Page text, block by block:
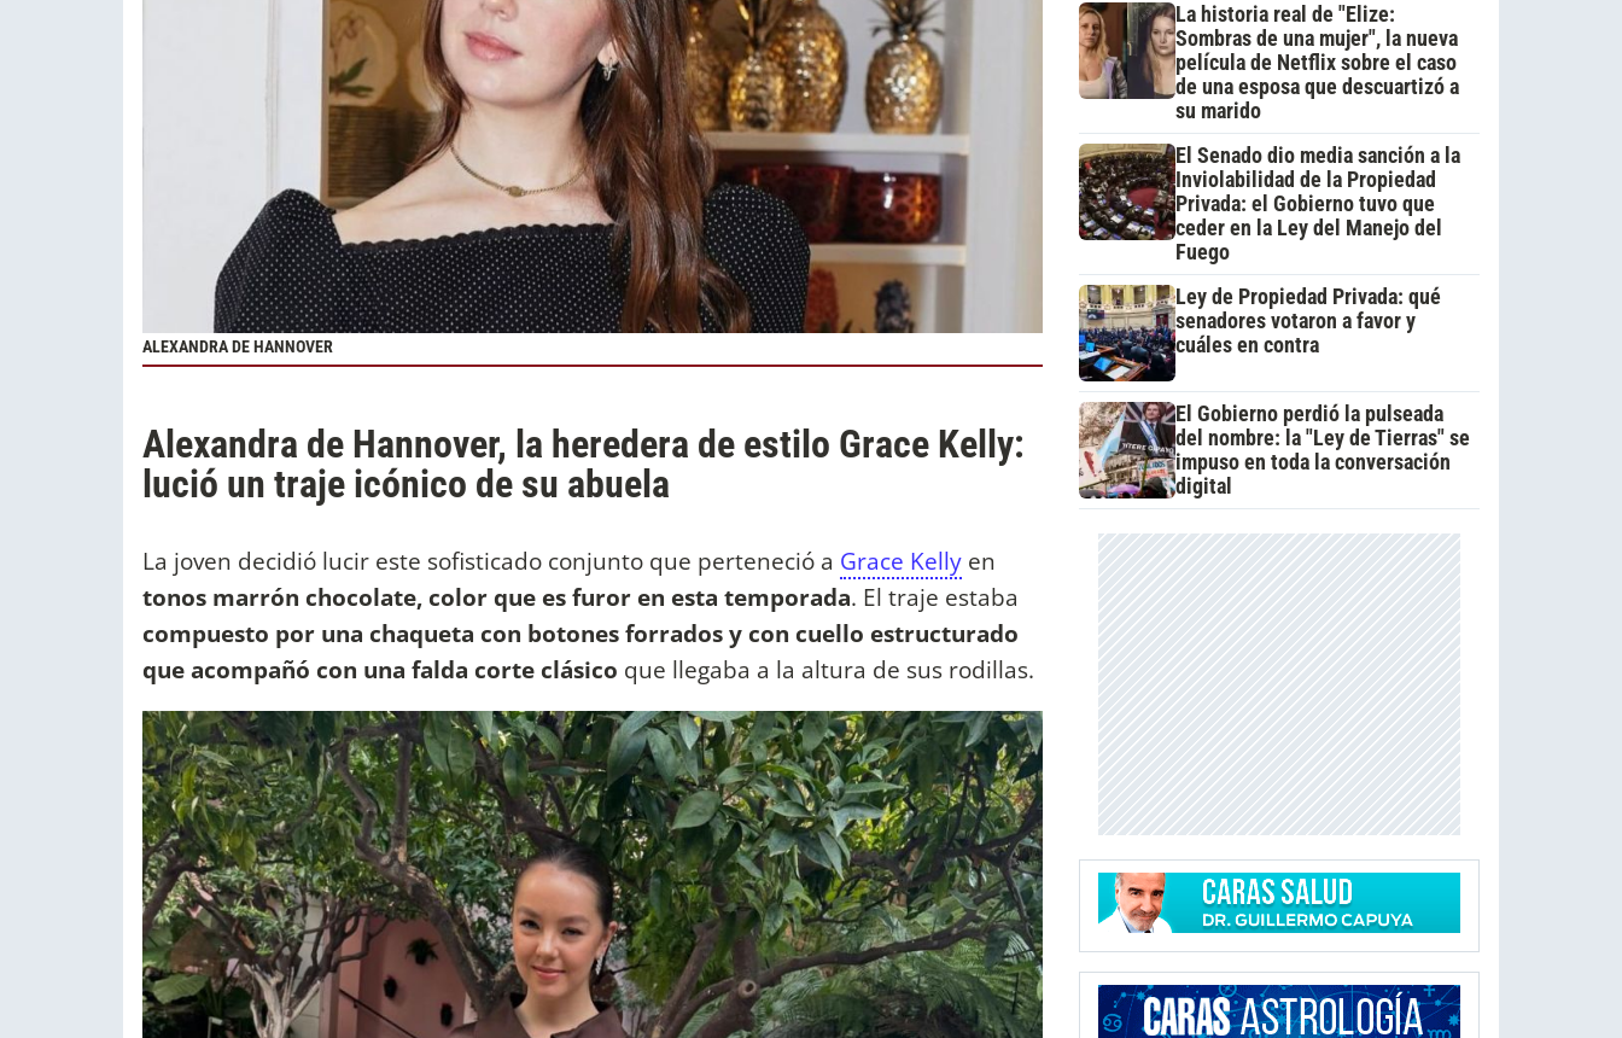
ALEXANDRA DE HANNOVER
Alexandra de Hannover, la heredera de estilo Grace Kelly:
lució un traje icónico de su abuela
La joven decidió lucir este sofisticado conjunto que perteneció a Grace Kelly en
tonos marrón chocolate, color que es furor en esta temporada. El traje estaba
compuesto por una chaqueta con botones forrados y con cuello estructurado
que acompañó con una falda corte clásico que llegaba a la altura de sus rodillas.
La historia real de "Elize:
Sombras de una mujer", la nueva
película de Netflix sobre el caso
de una esposa que descuartizó a
su marido
El Senado dio media sanción a la
Inviolabilidad de la Propiedad
Privada: el Gobierno tuvo que
ceder en la Ley del Manejo del
Fuego
Ley de Propiedad Privada: qué
senadores votaron a favor y
cuáles en contra
El Gobierno perdió la pulseada
del nombre: la "Ley de Tierras" se
impuso en toda la conversación
digital